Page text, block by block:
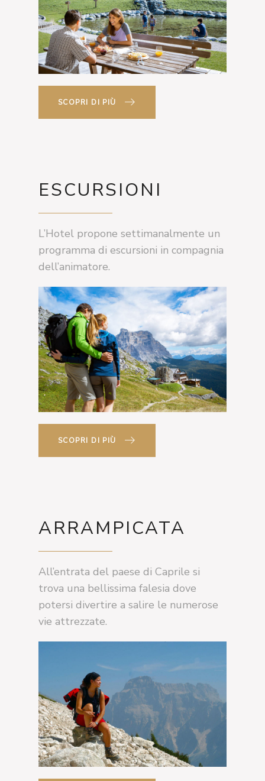
SCOPRI DI PIÙ
ESCURSIONI
L’Hotel propone settimanalmente un
programma di escursioni in compagnia
dell’animatore.
SCOPRI DI PIÙ
ARRAMPICATA
All’entrata del paese di Caprile si
trova una bellissima falesia dove
potersi divertire a salire le numerose
vie attrezzate.